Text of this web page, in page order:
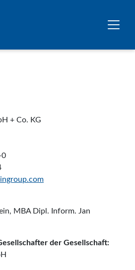
+ Co. KG
0
MBA Dipl. Inform. Jan
der Gesellschaft: